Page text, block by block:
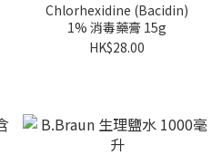
Chlorhexidine (Bacidin)
1% 消毒藥膏 15g
HK$28.00